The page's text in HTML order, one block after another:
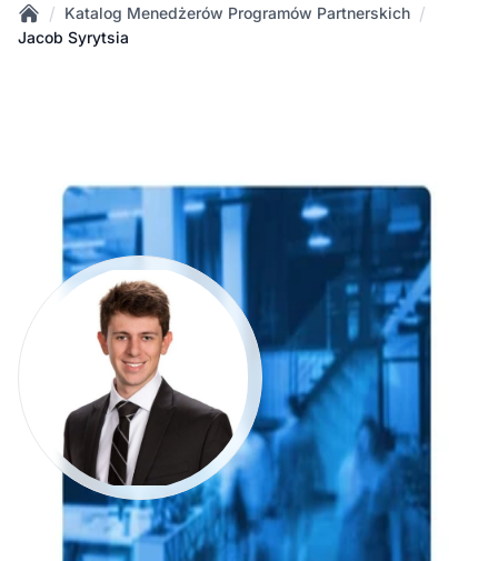
Home
/ Katalog Menedżerów Programów Partnerskich /
Jacob Syrytsia